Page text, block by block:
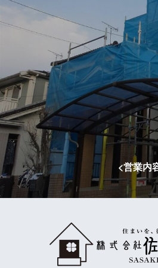
<営業内